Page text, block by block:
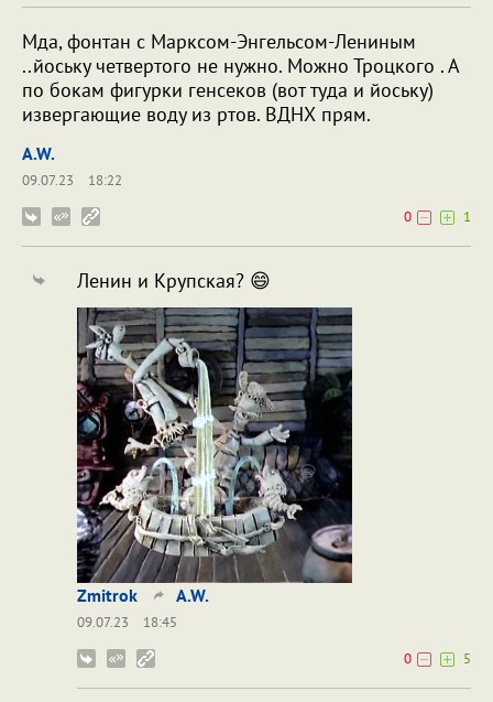
Мда, фонтан с Марксом-Энгельсом-Лениным
..йоську четвертого не нужно. Можно Троцкого . А
по бокам фигурки генсеков (вот туда и йоську)
извергающие воду из ртов. ВДНХ прям.
A.W.
09.07.23
18:22
0
1
Ленин и Крупская? 😄
Zmitrok A.W.
09.07.23
18:45
0
5